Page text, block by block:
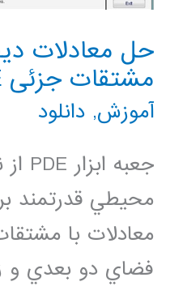
حل معادلات
مشتقات جزئی PDE در Matlab
آموزش, دانلود
محيطي قدرتمند
فضاي دو بعدي و